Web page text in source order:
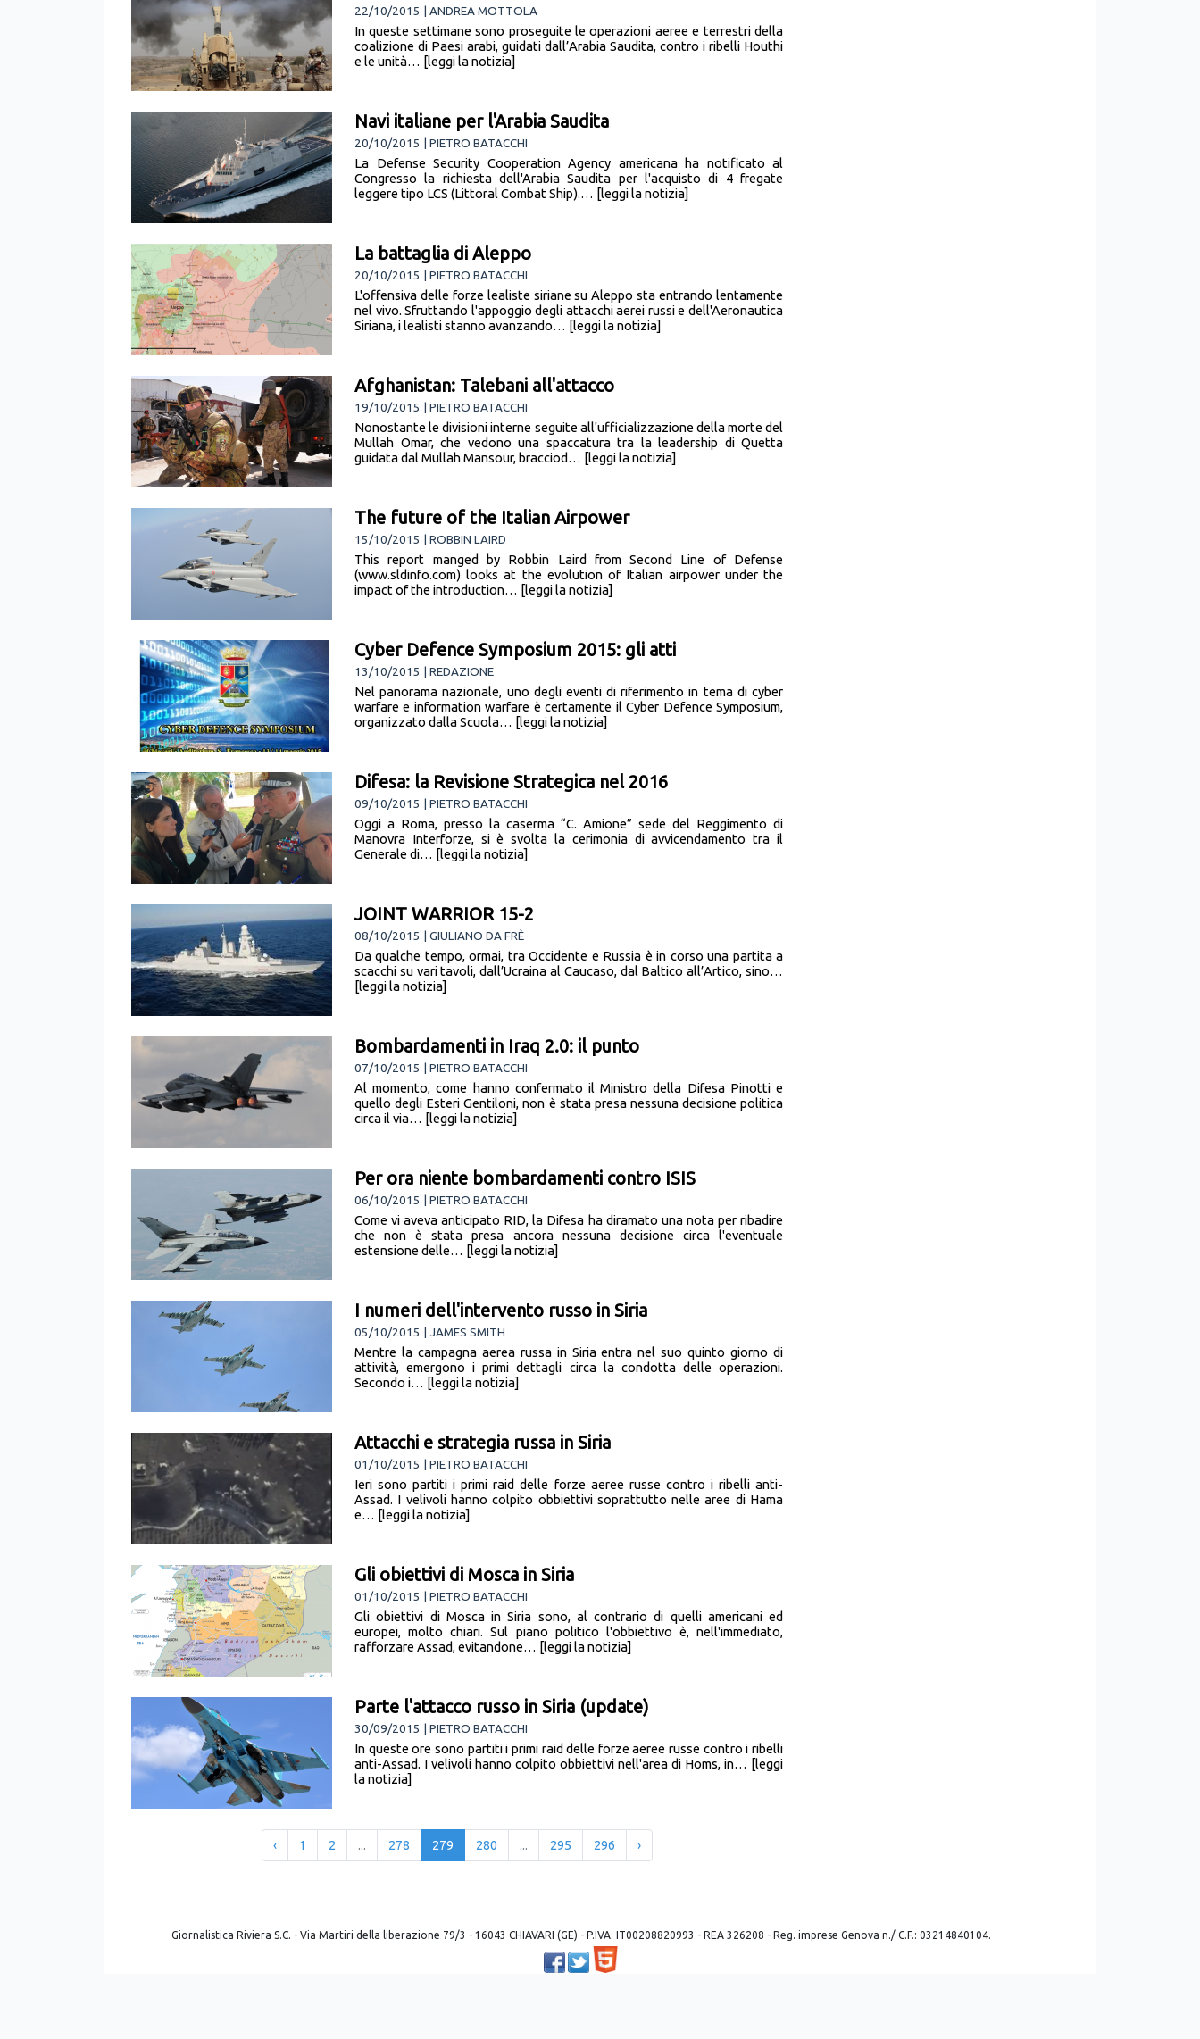
22/10/2015 | ANDREA MOTTOLA
In queste settimane sono proseguite le operazioni aeree e terrestri della
coalizione di Paesi arabi, guidati dall’Arabia Saudita, contro i ribelli Houthi
e le unità… [leggi la notizia]
Navi italiane per l'Arabia Saudita
20/10/2015 | PIETRO BATACCHI
La Defense Security Cooperation Agency americana ha notificato al
Congresso la richiesta dell'Arabia Saudita per l'acquisto di 4 fregate
leggere tipo LCS (Littoral Combat Ship).… [leggi la notizia]
La battaglia di Aleppo
20/10/2015 | PIETRO BATACCHI
L'offensiva delle forze lealiste siriane su Aleppo sta entrando lentamente
nel vivo. Sfruttando l'appoggio degli attacchi aerei russi e dell'Aeronautica
Siriana, i lealisti stanno avanzando… [leggi la notizia]
Afghanistan: Talebani all'attacco
19/10/2015 | PIETRO BATACCHI
Nonostante le divisioni interne seguite all'ufficializzazione della morte del
Mullah Omar, che vedono una spaccatura tra la leadership di Quetta
guidata dal Mullah Mansour, bracciod… [leggi la notizia]
The future of the Italian Airpower
15/10/2015 | ROBBIN LAIRD
This report manged by Robbin Laird from Second Line of Defense
(www.sldinfo.com) looks at the evolution of Italian airpower under the
impact of the introduction… [leggi la notizia]
Cyber Defence Symposium 2015: gli atti
13/10/2015 | REDAZIONE
Nel panorama nazionale, uno degli eventi di riferimento in tema di cyber
warfare e information warfare è certamente il Cyber Defence Symposium,
organizzato dalla Scuola… [leggi la notizia]
Difesa: la Revisione Strategica nel 2016
09/10/2015 | PIETRO BATACCHI
Oggi a Roma, presso la caserma “C. Amione” sede del Reggimento di
Manovra Interforze, si è svolta la cerimonia di avvicendamento tra il
Generale di… [leggi la notizia]
JOINT WARRIOR 15-2
08/10/2015 | GIULIANO DA FRÈ
Da qualche tempo, ormai, tra Occidente e Russia è in corso una partita a
scacchi su vari tavoli, dall’Ucraina al Caucaso, dal Baltico all’Artico, sino…
[leggi la notizia]
Bombardamenti in Iraq 2.0: il punto
07/10/2015 | PIETRO BATACCHI
Al momento, come hanno confermato il Ministro della Difesa Pinotti e
quello degli Esteri Gentiloni, non è stata presa nessuna decisione politica
circa il via… [leggi la notizia]
Per ora niente bombardamenti contro ISIS
06/10/2015 | PIETRO BATACCHI
Come vi aveva anticipato RID, la Difesa ha diramato una nota per ribadire
che non è stata presa ancora nessuna decisione circa l'eventuale
estensione delle… [leggi la notizia]
I numeri dell'intervento russo in Siria
05/10/2015 | JAMES SMITH
Mentre la campagna aerea russa in Siria entra nel suo quinto giorno di
attività, emergono i primi dettagli circa la condotta delle operazioni.
Secondo i… [leggi la notizia]
Attacchi e strategia russa in Siria
01/10/2015 | PIETRO BATACCHI
Ieri sono partiti i primi raid delle forze aeree russe contro i ribelli anti-
Assad. I velivoli hanno colpito obbiettivi soprattutto nelle aree di Hama
e… [leggi la notizia]
Gli obiettivi di Mosca in Siria
01/10/2015 | PIETRO BATACCHI
Gli obiettivi di Mosca in Siria sono, al contrario di quelli americani ed
europei, molto chiari. Sul piano politico l'obbiettivo è, nell'immediato,
rafforzare Assad, evitandone… [leggi la notizia]
Parte l'attacco russo in Siria (update)
30/09/2015 | PIETRO BATACCHI
In queste ore sono partiti i primi raid delle forze aeree russe contro i ribelli
anti-Assad. I velivoli hanno colpito obbiettivi nell'area di Homs, in… [leggi
la notizia]
‹ 1 2 ... 278 279 280 ... 295 296 ›
Giornalistica Riviera S.C. - Via Martiri della liberazione 79/3 - 16043 CHIAVARI (GE) - P.IVA: IT00208820993 - REA 326208 - Reg. imprese Genova n./ C.F.: 03214840104.